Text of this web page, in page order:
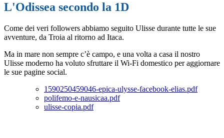
L'Odissea secondo la 1D
Come dei veri followers abbiamo seguito Ulisse durante tutte le sue
avventure, da Troia al ritorno ad Itaca.
Ma in mare non sempre c’è campo, e una volta a casa il nostro
Ulisse moderno ha voluto sfruttare il Wi-Fi domestico per aggiornare
le sue pagine social.
1590250459046-epica-ulysse-facebook-elias.pdf
polifemo-e-nausicaa.pdf
ulisse-copia.pdf